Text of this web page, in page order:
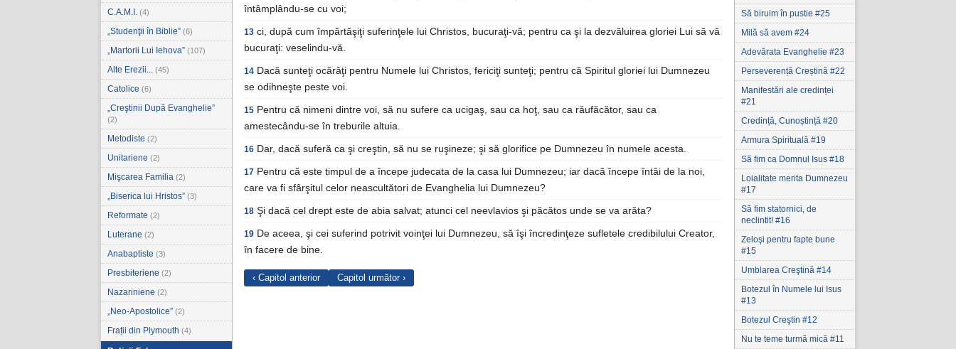
C.A.M.I. (4)
„Studenţii în Biblie” (6)
„Martorii Lui Iehova” (107)
Alte Erezii... (45)
Catolice (6)
„Creştinii După Evanghelie”
(2)
Metodiste (2)
Unitariene (2)
Mişcarea Familia (2)
„Biserica lui Hristos” (3)
Reformate (2)
Luterane (2)
Anabaptiste (3)
Presbiteriene (2)
Nazariniene (2)
„Neo-Apostolice” (2)
Frații din Plymouth (4)
întâmplându-se cu voi;
13 ci, după cum împărtăşiţi suferinţele lui Christos, bucuraţi-vă; pentru ca şi la dezvăluirea gloriei Lui să vă
bucuraţi: veselindu-vă.
14 Dacă sunteţi ocărâţi pentru Numele lui Christos, fericiţi sunteţi; pentru că Spiritul gloriei lui Dumnezeu
se odihneşte peste voi.
15 Pentru că nimeni dintre voi, să nu sufere ca ucigaş, sau ca hoţ, sau ca răufăcător, sau ca
amestecându-se în treburile altuia.
16 Dar, dacă suferă ca şi creştin, să nu se ruşineze; şi să glorifice pe Dumnezeu în numele acesta.
17 Pentru că este timpul de a începe judecata de la casa lui Dumnezeu; iar dacă începe întâi de la noi,
care va fi sfârşitul celor neascultători de Evanghelia lui Dumnezeu?
18 Şi dacă cel drept este de abia salvat; atunci cel neevlavios şi păcătos unde se va arăta?
19 De aceea, şi cei suferind potrivit voinţei lui Dumnezeu, să îşi încredinţeze sufletele credibilului Creator,
în facere de bine.
‹ Capitol anterior Capitol următor ›
Să biruim în pustie #25
Milă să avem #24
Adevărata Evanghelie #23
Perseverență Creștină #22
Manifestări ale credinței
#21
Credință, Cunoștință #20
Armura Spirituală #19
Să fim ca Domnul Isus #18
Loialitate merita Dumnezeu
#17
Să fim statornici‚ de
neclintit! #16
Zeloşi pentru fapte bune
#15
Umblarea Creştină #14
Botezul în Numele lui Isus
#13
Botezul Creştin #12
Nu te teme turmă mică #11